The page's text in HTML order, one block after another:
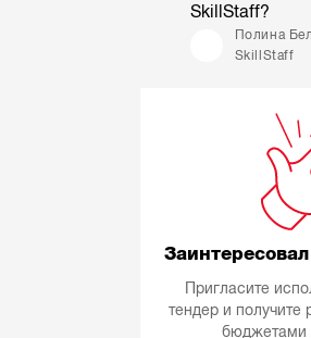
SkillStaff?
Полина
SkillStaff
Пригласите
тендер и получите
бюджетами